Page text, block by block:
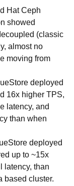
Hat Ceph
showed
(classic
almost no
moving from
deployed
16x higher TPS,
latency, and
than when
deployed
up to ~15x
latency, than
based cluster.